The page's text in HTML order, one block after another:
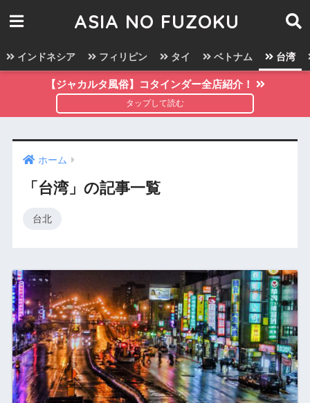
ASIA NO FUZOKU
インドネシア フィリピン タイ ベトナム 台湾
【ジャカルタ風俗】コタインダー全店紹介！
ホーム
「台湾」の記事一覧
台北